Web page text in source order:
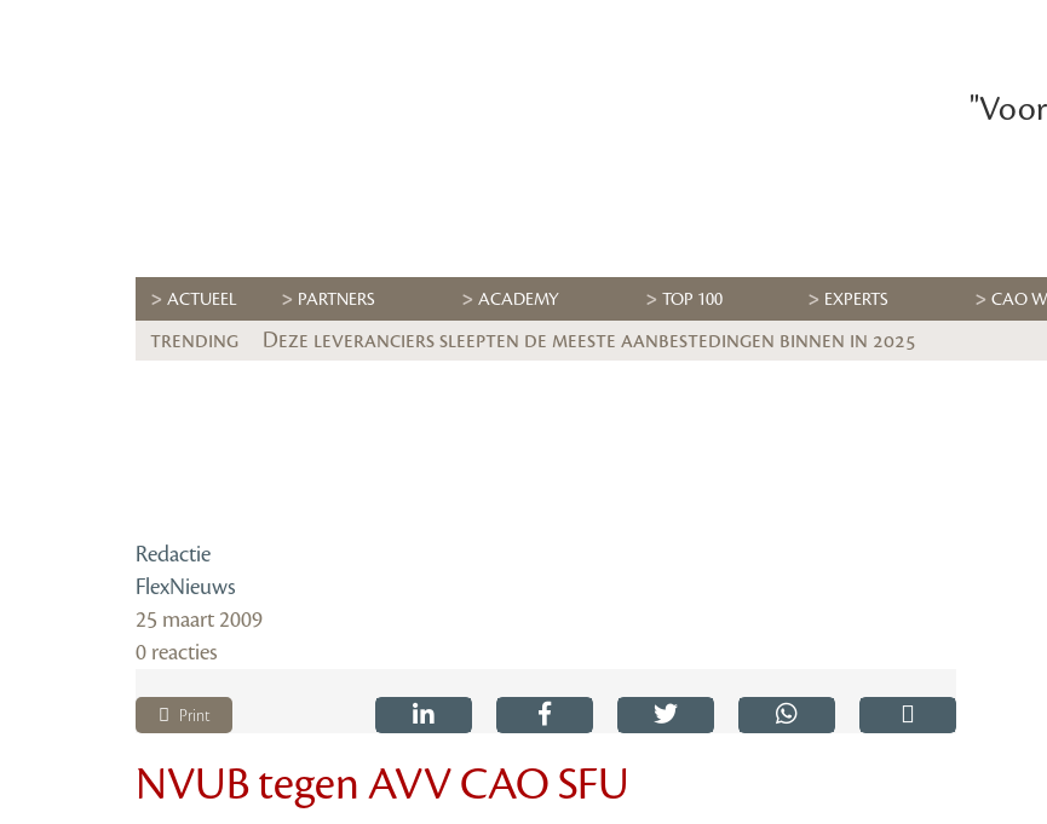
ACTUEEL PARTNERS ACADEMY TOP 100 EXPERTS CAO
trending Deze leveranciers sleepten de meeste aanbestedingen binnen in 2025
Redactie
FlexNieuws
25 maart 2009
0 reacties
Print
NVUB tegen AVV CAO SFU